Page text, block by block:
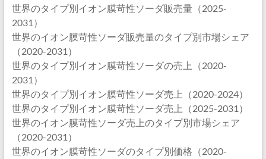
世界のタイプ別イオン膜苛性ソーダ販売量（2025-
2031）
世界のイオン膜苛性ソーダ販売量のタイプ別市場シェア
（2020-2031）
世界のタイプ別イオン膜苛性ソーダの売上（2020-
2031）
世界のタイプ別イオン膜苛性ソーダ売上（2020-2024）
世界のタイプ別イオン膜苛性ソーダ売上（2025-2031）
世界のイオン膜苛性ソーダ売上のタイプ別市場シェア
（2020-2031）
世界のイオン膜苛性ソーダのタイプ別価格（2020-